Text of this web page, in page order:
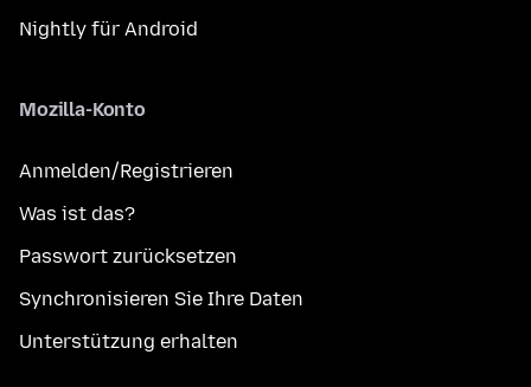
Nightly für Android
Mozilla-Konto
Anmelden/Registrieren
Was ist das?
Passwort zurücksetzen
Synchronisieren Sie Ihre Daten
Unterstützung erhalten